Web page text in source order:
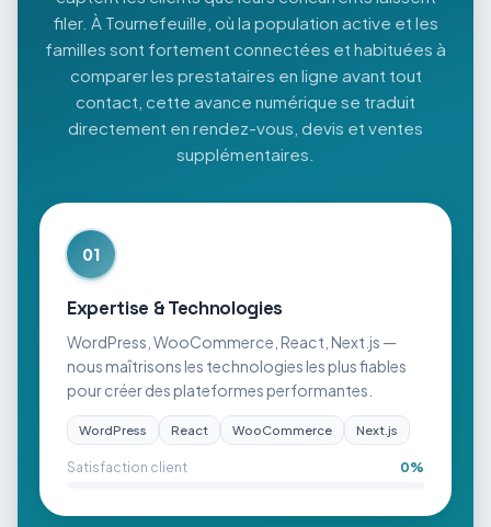
filer. À Tournefeuille, où la population active et les
familles sont fortement connectées et habituées à
comparer les prestataires en ligne avant tout
contact, cette avance numérique se traduit
directement en rendez-vous, devis et ventes
supplémentaires.
01
Expertise & Technologies
WordPress, WooCommerce, React, Next.js —
nous maîtrisons les technologies les plus fiables
pour créer des plateformes performantes.
WordPress React WooCommerce Next.js
Satisfaction client 0%